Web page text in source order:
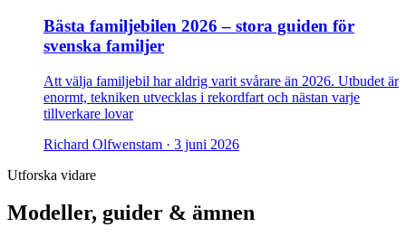
Bästa familjebilen 2026 – stora guiden för
svenska familjer
Att välja familjebil har aldrig varit svårare än 2026. Utbudet är
enormt, tekniken utvecklas i rekordfart och nästan varje
tillverkare lovar
Richard Olfwenstam · 3 juni 2026
Utforska vidare
Modeller, guider & ämnen